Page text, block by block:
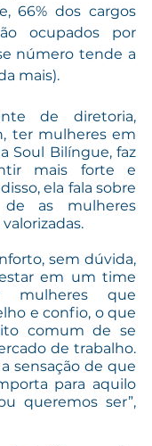
66% dos cargos
ocupados por
número tende a
mais).
de diretoria,
ter mulheres em
Soul Bilíngue, faz
mais forte e
ela fala sobre
as mulheres
em um time
mulheres que
e confio, o que
comum de se
de trabalho.
sensação de que
para aquilo
queremos ser”,